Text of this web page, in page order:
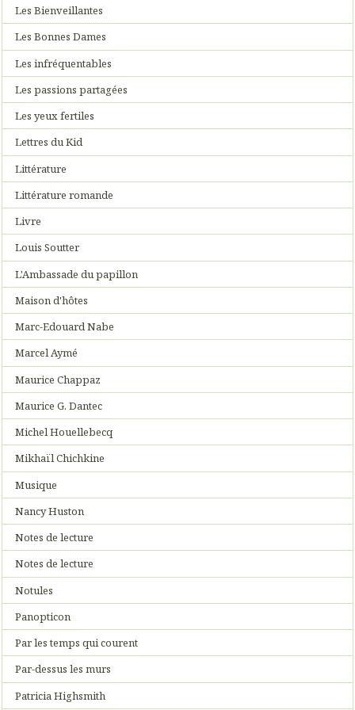
Les Bienveillantes
Les Bonnes Dames
Les infréquentables
Les passions partagées
Les yeux fertiles
Lettres du Kid
Littérature
Littérature romande
Livre
Louis Soutter
L'Ambassade du papillon
Maison d'hôtes
Marc-Edouard Nabe
Marcel Aymé
Maurice Chappaz
Maurice G. Dantec
Michel Houellebecq
Mikhaïl Chichkine
Musique
Nancy Huston
Notes de lecture
Notes de lecture
Notules
Panopticon
Par les temps qui courent
Par-dessus les murs
Patricia Highsmith